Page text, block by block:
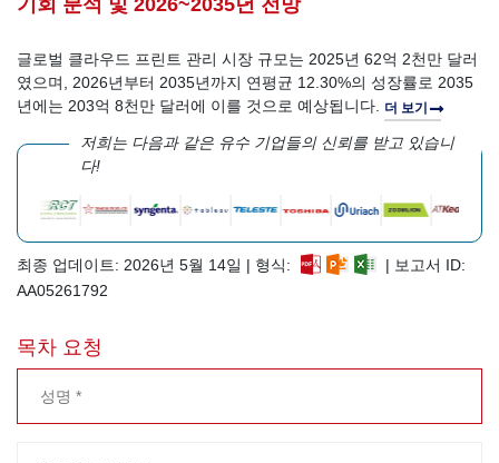
기회 분석 및 2026~2035년 전망
글로벌 클라우드 프린트 관리 시장 규모는 2025년 62억 2천만 달러
였으며, 2026년부터 2035년까지 연평균 12.30%의 성장률로 2035
년에는 203억 8천만 달러에 이를 것으로 예상됩니다.
더 보기
저희는 다음과 같은 유수 기업들의 신뢰를 받고 있습니
다!
최종 업데이트: 2026년 5월 14일 | 형식:
| 보고서 ID:
AA05261792
목차 요청